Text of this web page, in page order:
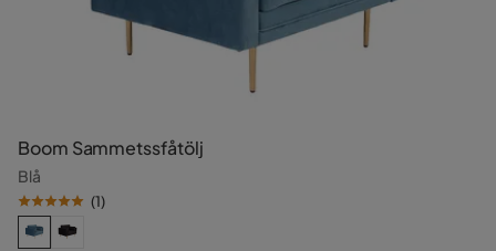
Boom Sammetssfåtölj
Blå
(1)